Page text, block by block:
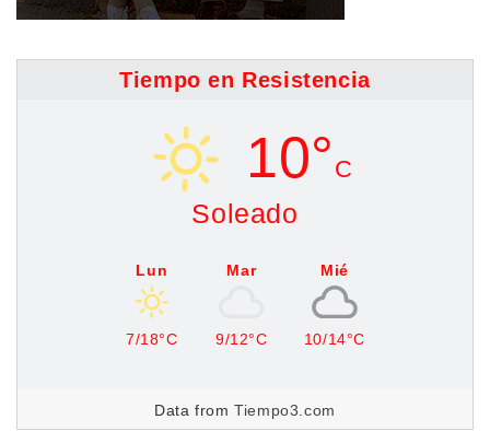
Tiempo en Resistencia
10° C
Soleado
Lun
7/18°C
Mar
9/12°C
Mié
10/14°C
Data fromTiempo3.com